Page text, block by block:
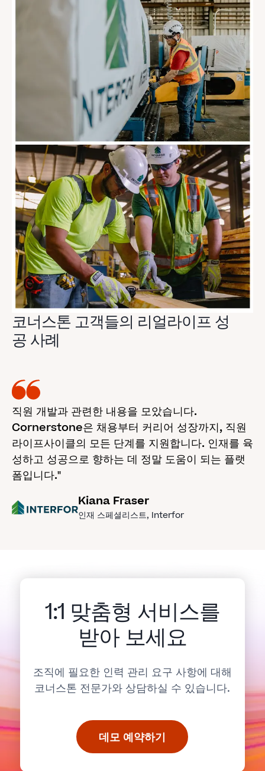
코너스톤 고객들의 리얼라이프 성
공 사례
직원 개발과 관련한 내용을 모았습니다.
Cornerstone은 채용부터 커리어 성장까지, 직원
라이프사이클의 모든 단계를 지원합니다. 인재를 육
성하고 성공으로 향하는 데 정말 도움이 되는 플랫
폼입니다."
Kiana Fraser
인재 스페셜리스트, Interfor
1:1 맞춤형 서비스를
받아 보세요
조직에 필요한 인력 관리 요구 사항에 대해
코너스톤 전문가와 상담하실 수 있습니다.
데모 예약하기